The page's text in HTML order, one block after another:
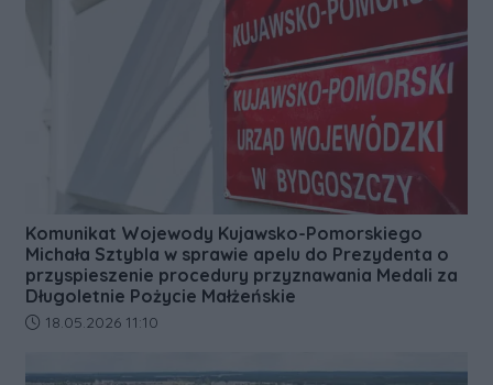
Komunikat Wojewody Kujawsko-Pomorskiego
Michała Sztybla w sprawie apelu do Prezydenta o
przyspieszenie procedury przyznawania Medali za
Długoletnie Pożycie Małżeńskie
Data dodania artykułu:
18.05.2026 11:10